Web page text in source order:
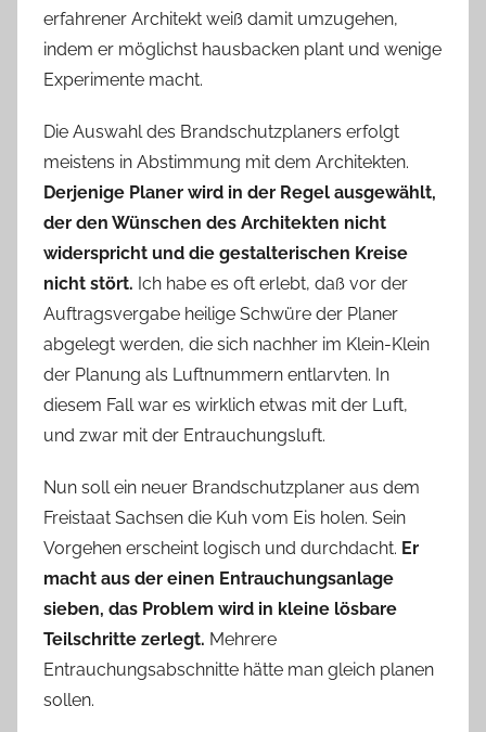
erfahrener Architekt weiß damit umzugehen,
indem er möglichst hausbacken plant und wenige
Experimente macht.
Die Auswahl des Brandschutzplaners erfolgt
meistens in Abstimmung mit dem Architekten.
Derjenige Planer wird in der Regel ausgewählt,
der den Wünschen des Architekten nicht
widerspricht und die gestalterischen Kreise
nicht stört. Ich habe es oft erlebt, daß vor der
Auftragsvergabe heilige Schwüre der Planer
abgelegt werden, die sich nachher im Klein-Klein
der Planung als Luftnummern entlarvten. In
diesem Fall war es wirklich etwas mit der Luft,
und zwar mit der Entrauchungsluft.
Nun soll ein neuer Brandschutzplaner aus dem
Freistaat Sachsen die Kuh vom Eis holen. Sein
Vorgehen erscheint logisch und durchdacht. Er
macht aus der einen Entrauchungsanlage
sieben, das Problem wird in kleine lösbare
Teilschritte zerlegt. Mehrere
Entrauchungsabschnitte hätte man gleich planen
sollen.